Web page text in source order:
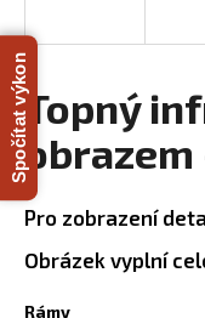
Topný
obrazem
Pro zobrazení
Obrázek vyplní
Rámy
a
j
í
t
?
Spočítat výkon